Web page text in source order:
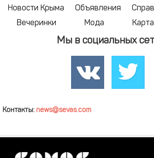
Новости Крыма Объявления
Вечеринки
Мода
Мы в социальных
Контакты: news@sevas.com